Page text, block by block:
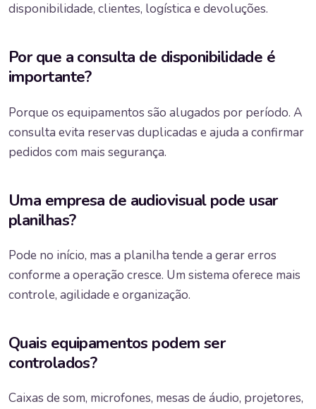
disponibilidade, clientes, logística e devoluções.
Por que a consulta de disponibilidade é
importante?
Porque os equipamentos são alugados por período. A
consulta evita reservas duplicadas e ajuda a confirmar
pedidos com mais segurança.
Uma empresa de audiovisual pode usar
planilhas?
Pode no início, mas a planilha tende a gerar erros
conforme a operação cresce. Um sistema oferece mais
controle, agilidade e organização.
Quais equipamentos podem ser
controlados?
Caixas de som, microfones, mesas de áudio, projetores,